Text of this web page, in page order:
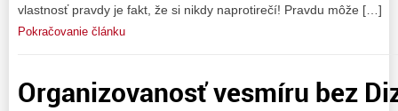
vlastnosť pravdy je fakt, že si nikdy naprotirečí! Pravdu môže […]
Pokračovanie článku
Organizovanosť vesmíru bez